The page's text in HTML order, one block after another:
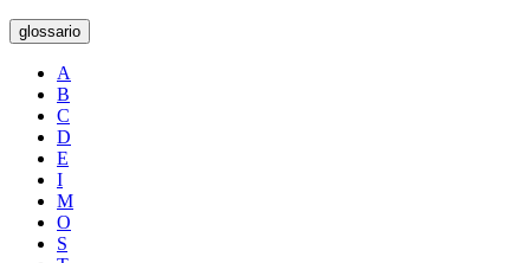
glossario
A
B
C
D
E
I
M
O
S